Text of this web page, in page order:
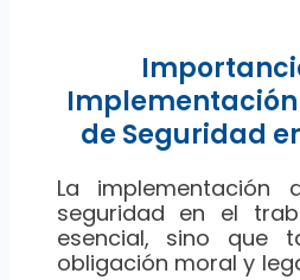
de Seguridad
La implementación
seguridad en el
esencial, sino que
obligación moral y